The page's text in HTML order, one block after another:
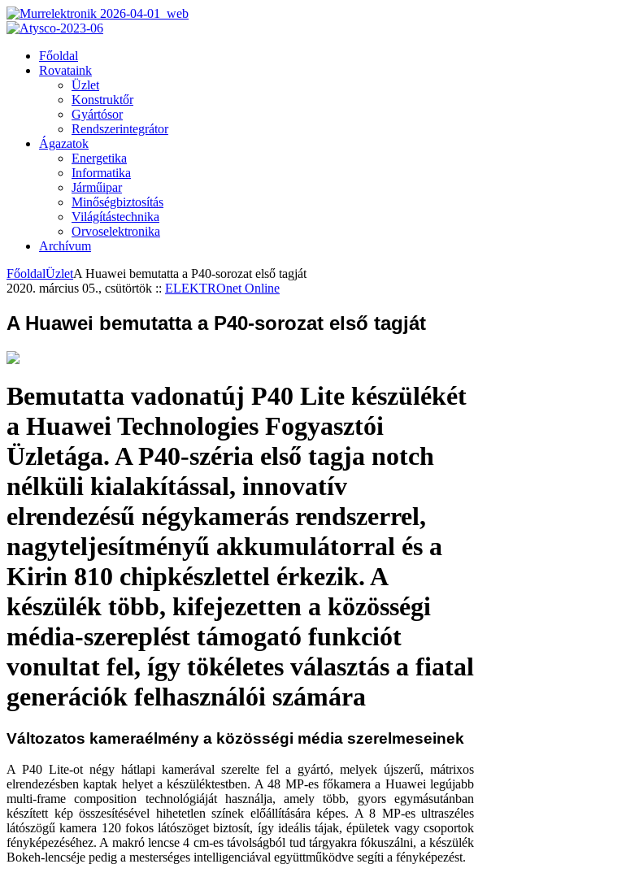
Főoldal
Rovataink
Üzlet
Konstruktőr
Gyártósor
Rendszerintegrátor
Ágazatok
Energetika
Informatika
Járműipar
Minőségbiztosítás
Világítástechnika
Orvoselektronika
Archívum
FőoldalÜzletA Huawei bemutatta a P40-sorozat első tagját
2020. március 05., csütörtök :: ELEKTROnet Online
A Huawei bemutatta a P40-sorozat első tagját
Bemutatta vadonatúj P40 Lite készülékét
a Huawei Technologies Fogyasztói
Üzletága. A P40-széria első tagja notch
nélküli kialakítással, innovatív
elrendezésű négykamerás rendszerrel,
nagyteljesítményű akkumulátorral és a
Kirin 810 chipkészlettel érkezik. A
készülék több, kifejezetten a közösségi
média-szereplést támogató funkciót
vonultat fel, így tökéletes választás a fiatal
generációk felhasználói számára
Változatos kameraélmény a közösségi média szerelmeseinek
A P40 Lite-ot négy hátlapi kamerával szerelte fel a gyártó, melyek újszerű, mátrixos
elrendezésben kaptak helyet a készüléktestben. A 48 MP-es főkamera a Huawei legújabb
multi-frame composition technológiáját használja, amely több, gyors egymásutánban
készített kép összesítésével hihetetlen színek előállítására képes. A 8 MP-es ultraszéles
látószögű kamera 120 fokos látószöget biztosít, így ideális tájak, épületek vagy csoportok
fényképezéséhez. A makró lencse 4 cm-es távolságból tud tárgyakra fókuszálni, a készülék
Bokeh-lencséje pedig a mesterséges intelligenciával együttműködve segíti a fényképezést.